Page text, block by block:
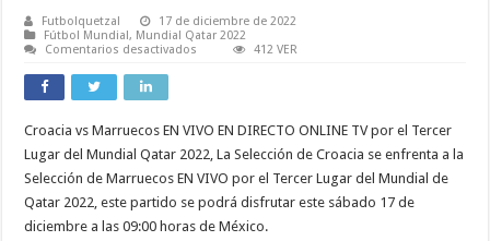
Futbolquetzal
17 de diciembre de 2022
Fútbol Mundial, Mundial Qatar 2022
Comentarios desactivados
EN
DIRECTO
ONLINE
TV
el
Tercer
Lugar
412 VER
Croacia vs Marruecos EN VIVO EN DIRECTO ONLINE TV por el Tercer
Lugar del Mundial Qatar 2022, La Selección de Croacia se enfrenta a la
Selección de Marruecos EN VIVO por el Tercer Lugar del Mundial de
Qatar 2022, este partido se podrá disfrutar este sábado 17 de
diciembre a las 09:00 horas de México.